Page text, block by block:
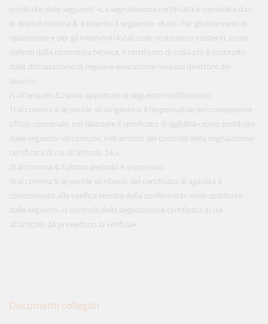
sostituite dalle seguenti: «La segnalazione certificata è corredata da»;
4) dopo il comma 8, è inserito il seguente: «8-bis. Per gli interventi di
riparazione e per gli interventi locali sulle costruzioni esistenti, come
definiti dalla normativa tecnica, il certificato di collaudo è sostituito
dalla dichiarazione di regolare esecuzione resa dal direttore dei
lavori.»;
z) all'articolo 82 sono apportate le seguenti modificazioni:
1) al comma 4, le parole «Il dirigente o il responsabile del competente
ufficio comunale, nel rilasciare il certificato di agibilità» sono sostituite
dalle seguenti: «Il comune, nell'ambito dei controlli della segnalazione
certificata di cui all'articolo 24,»;
2) al comma 4, l'ultimo periodo è soppresso;
3) al comma 5, le parole «Il rilascio del certificato di agibilità è
condizionato alla verifica tecnica della conformità» sono sostituite
dalle seguenti: «I controlli della segnalazione certificata di cui
all'articolo 24 prevedono la verifica».
Documenti collegati